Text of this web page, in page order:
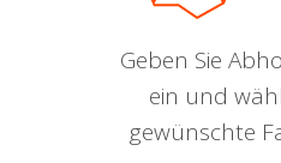
Geben Sie
ein und
gewünschte